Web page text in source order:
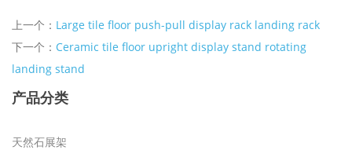
上一个： Large tile floor push-pull display rack landing rack
下一个： Ceramic tile floor upright display stand rotating
landing stand
产品分类
天然石展架